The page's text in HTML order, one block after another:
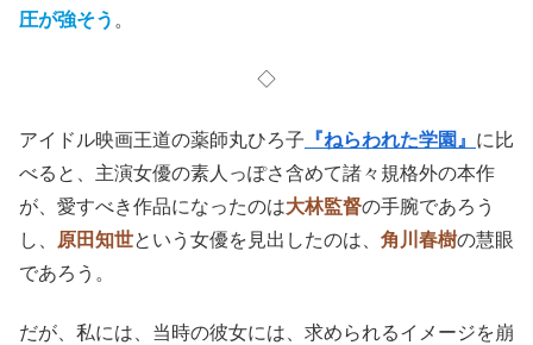
圧が強そう 。
◇
アイドル映画王道の薬師丸ひろ子 『ねらわれた学園』 に比
べると、主演女優の素人っぽさ含めて諸々規格外の本作
が、愛すべき作品になったのは大林監督の手腕であろう
し、
原田知世という女優を見出したのは、 角川春樹の慧眼
であろう。
だが、私には、当時の彼女には、求められるイメージを崩